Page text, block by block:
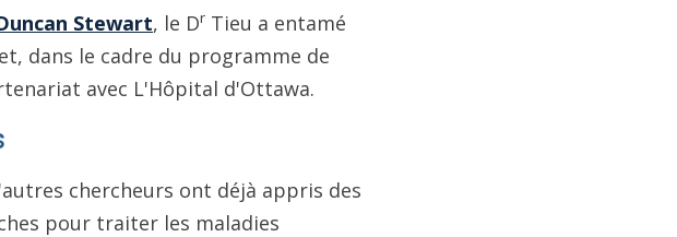
Stewart, le Dr Tieu a entamé
dans le cadre du programme de
avec L'Hôpital d'Ottawa.
chercheurs ont déjà appris des
pour traiter les maladies